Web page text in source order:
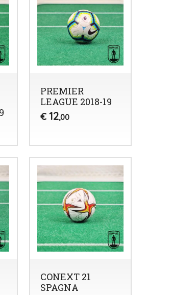
PREMIER
LEAGUE 2018-19
€ 12,00
CONEXT 21
SPAGNA